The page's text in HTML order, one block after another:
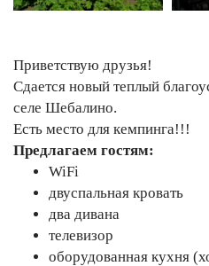
Приветствую друзья!
Сдается новый теплый
селе Шебалино.
Есть место для кемпинга!!!
Предлагаем гостям:
WiFi
двуспальная кровать
два дивана
телевизор
оборудованная кухня